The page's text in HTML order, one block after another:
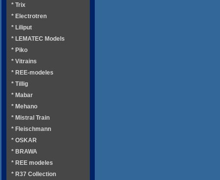
* Trix
* Electrotren
* Liliput
* LEMATEC Models
* Piko
* Vitrains
* REE-modeles
* Tillig
* Mabar
* Mehano
* Mistral Train
* Fleischmann
* OSKAR
* BRAWA
* REE modeles
* R37 Collection